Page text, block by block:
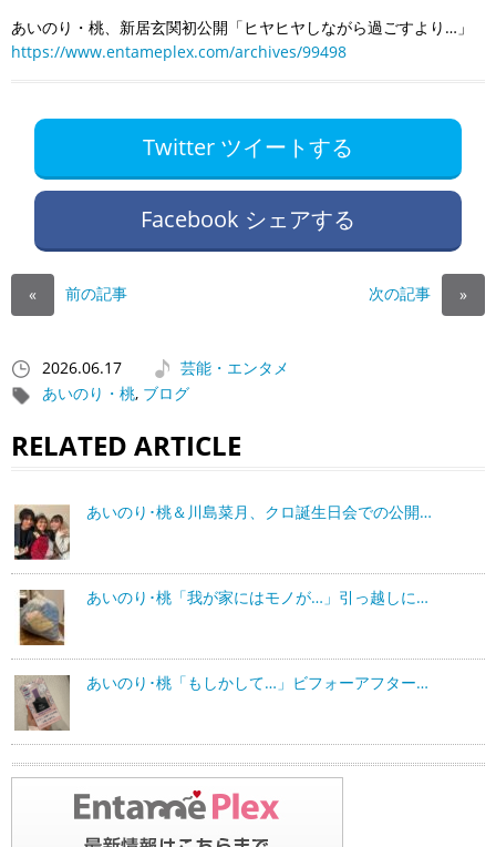
あいのり・桃、新居玄関初公開「ヒヤヒヤしながら過ごすより…」
https://www.entameplex.com/archives/99498
Twitter ツイートする
Facebook シェアする
« 前の記事 次の記事 »
2026.06.17
芸能・エンタメ
あいのり・桃, ブログ
RELATED ARTICLE
あいのり･桃＆川島菜月、クロ誕生日会での公開…
あいのり･桃「我が家にはモノが…」引っ越しに…
あいのり･桃「もしかして…」ビフォーアフター…